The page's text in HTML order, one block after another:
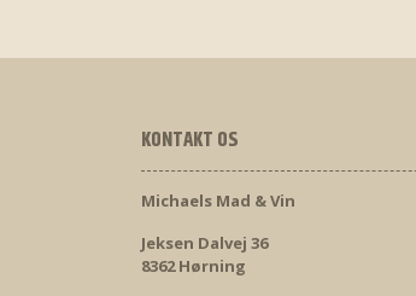
KONTAKT OS
Michaels Mad & Vin
Jeksen Dalvej 36
8362 Hørning